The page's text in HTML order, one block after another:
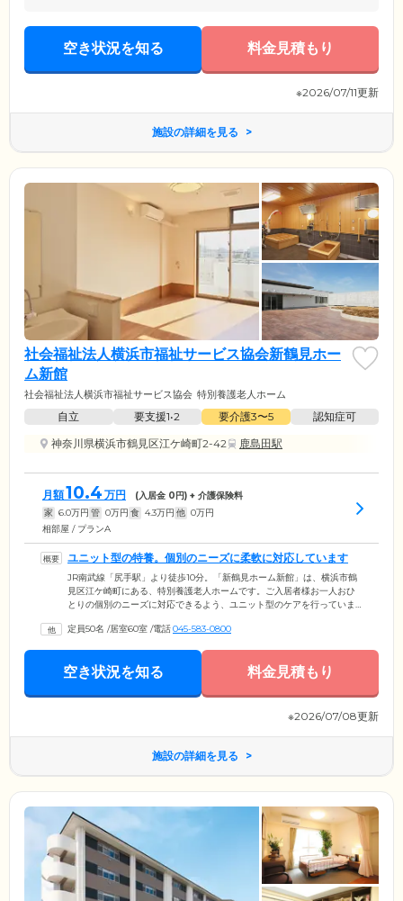
空き状況を知る 料金見積もり
※2026/07/11更新
施設の詳細を見る
社会福祉法人横浜市福祉サービス協会新鶴見ホー
ム新館
社会福祉法人横浜市福祉サービス協会 特別養護老人ホーム
自立 要支援1•2 要介護3〜5
認知症可
神奈川県横浜市鶴見区江ケ崎町2-42
鹿島田駅
月額10.4 万円 (入居金 0円) + 介護保険料
家 6.0万円 管 0万円 食 4.3万円 他 0万円
相部屋 / プランA
ユニット型の特養。個別のニーズに柔軟に対応しています
JR南武線「尻手駅」より徒歩10分。「新鶴見ホーム新館」は、横浜市鶴
見区江ケ崎町にある、特別養護老人ホームです。ご入居者様お一人おひ
とりの個別のニーズに対応できるよう、ユニット型のケアを行っていま
雰囲気を持っています。少人数制ならではの、あたたかく家庭的な雰囲
らしていただきたい」という願いのもと、心を込めた支援を行っていま
す。
定員50名 /居室60室 /電話045-583-0800
空き状況を知る 料金見積もり
※2026/07/08更新
施設の詳細を見る